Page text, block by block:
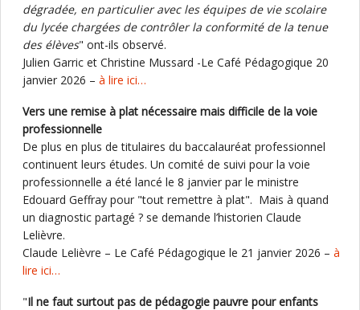
dégradée, en particulier avec les équipes de vie scolaire
du lycée chargées de contrôler la conformité de la tenue
des élèves" ont-ils observé.
Julien Garric et Christine Mussard -Le Café Pédagogique 20
janvier 2026 – à lire ici…
Vers une remise à plat nécessaire mais difficile de la voie
professionnelle
De plus en plus de titulaires du baccalauréat professionnel
continuent leurs études. Un comité de suivi pour la voie
professionnelle a été lancé le 8 janvier par le ministre
Edouard Geffray pour "tout remettre à plat". Mais à quand
un diagnostic partagé ? se demande l’historien Claude
Lelièvre.
Claude Lelièvre – Le Café Pédagogique le 21 janvier 2026 – à
lire ici…
"Il ne faut surtout pas de pédagogie pauvre pour enfants